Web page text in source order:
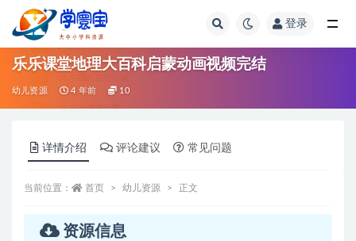
登录
乐乐课堂地理大百科启蒙动画视频完结
幼儿资源 4 年前 10
详情介绍 评论建议 常见问题
当前位置： 首页 幼儿资源 正文
资源信息
全部